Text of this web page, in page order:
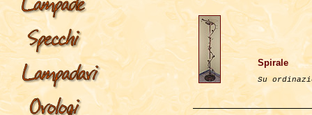
Spirale
Su